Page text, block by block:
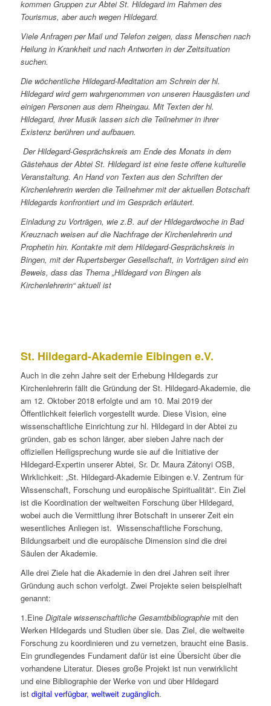
kommen Gruppen zur Abtei St. Hildegard im Rahmen des
Tourismus, aber auch wegen Hildegard.
Viele Anfragen per Mail und Telefon zeigen, dass Menschen nach
Heilung in Krankheit und nach Antworten in der Zeitsituation
suchen.
Die wöchentliche Hildegard-Meditation am Schrein der hl.
Hildegard wird gern wahrgenommen von unseren Hausgästen und
einigen Personen aus dem Rheingau. Mit Texten der hl.
Hildegard, ihrer Musik lassen sich die Teilnehmer in ihrer
Existenz berühren und aufbauen.
Der Hildegard-Gesprächskreis am Ende des Monats in dem
Gästehaus der Abtei St. Hildegard ist eine feste offene kulturelle
Veranstaltung. An Hand von Texten aus den Schriften der
Kirchenlehrerin werden die Teilnehmer mit der aktuellen Botschaft
Hildegards konfrontiert und im Gespräch erläutert.
Einladung zu Vorträgen, wie z.B. auf der Hildegardwoche in Bad
Kreuznach weisen auf die Nachfrage der Kirchenlehrerin und
Prophetin hin. Kontakte mit dem Hildegard-Gesprächskreis in
Bingen, mit der Rupertsberger Gesellschaft, in Vorträgen sind ein
Beweis, dass das Thema „Hildegard von Bingen als
Kirchenlehrerin“ aktuell ist
St. Hildegard-Akademie Eibingen e.V.
Auch in die zehn Jahre seit der Erhebung Hildegards zur
Kirchenlehrerin fällt die Gründung der St. Hildegard-Akademie, die
am 12. Oktober 2018 erfolgte und am 10. Mai 2019 der
Öffentlichkeit feierlich vorgestellt wurde. Diese Vision, eine
wissenschaftliche Einrichtung zur hl. Hildegard in der Abtei zu
gründen, gab es schon länger, aber sieben Jahre nach der
offiziellen Heiligsprechung wurde sie auf die Initiative der
Hildegard-Expertin unserer Abtei, Sr. Dr. Maura Zátonyi OSB,
Wirklichkeit: „St. Hildegard-Akademie Eibingen e.V. Zentrum für
Wissenschaft, Forschung und europäische Spiritualität“. Ein Ziel
ist die Koordination der weltweiten Forschung über Hildegard,
wobei auch die Vermittlung ihrer Botschaft in unserer Zeit ein
wesentliches Anliegen ist. Wissenschaftliche Forschung,
Bildungsarbeit und die europäische Dimension sind die drei
Säulen der Akademie.
Alle drei Ziele hat die Akademie in den drei Jahren seit ihrer
Gründung auch schon verfolgt. Zwei Projekte seien beispielhaft
genannt:
1.Eine Digitale wissenschaftliche Gesamtbibliographiemit den
Werken Hildegards und Studien über sie. Das Ziel, die weltweite
Forschung zu koordinieren und zu vernetzen, braucht eine Basis.
Ein grundlegendes Fundament dafür ist eine Übersicht über die
vorhandene Literatur. Dieses große Projekt ist nun verwirklicht
und eine Bibliographie der Werke von und über Hildegard
ist digital verfügbar, weltweit zugänglich.